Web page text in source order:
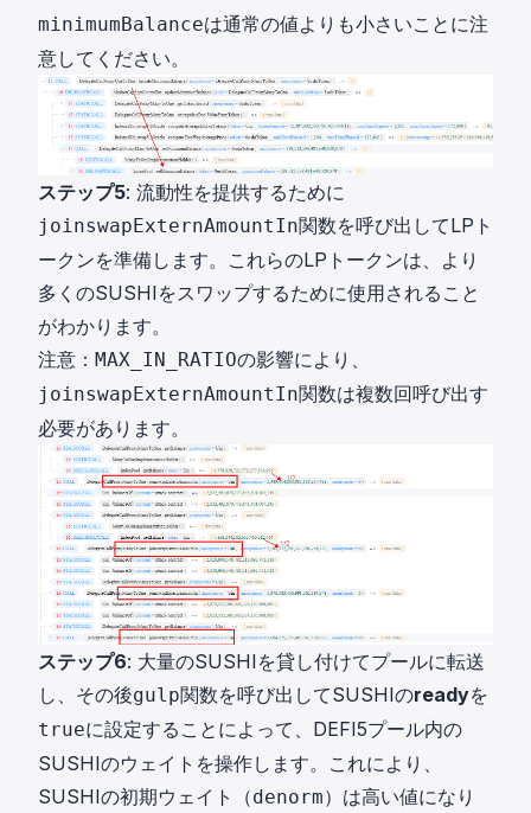
minimumBalanceは通常の値よりも小さいことに注
意してください。
ステップ5: 流動性を提供するために
joinswapExternAmountIn関数を呼び出してLPト
ークンを準備します。これらのLPトークンは、より
多くのSUSHIをスワップするために使用されること
がわかります。
注意： MAX_IN_RATIOの影響により、
joinswapExternAmountIn関数は複数回呼び出す
必要があります。
ステップ6: 大量のSUSHIを貸し付けてプールに転送
し、その後gulp関数を呼び出してSUSHIのreadyを
trueに設定することによって、DEFI5プール内の
SUSHIのウェイトを操作します。これにより、
SUSHIの初期ウェイト（denorm）は高い値になり